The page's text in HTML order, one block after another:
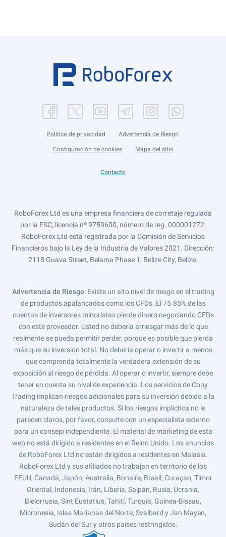
Política de privacidad Advertencia de Riesgo
Configuración de cookies Mapa del sitio
Contacto
RoboForex Ltd es una empresa financiera de corretaje regulada
por la FSC, licencia nº 9759600, número de reg. 000001272.
RoboForex Ltd está registrada por la Comisión de Servicios
Financieros bajo la Ley de la Industria de Valores 2021. Dirección:
2118 Guava Street, Belama Phase 1, Belize City, Belize.
Advertencia de Riesgo: Existe un alto nivel de riesgo en el trading
de productos apalancados como los CFDs. El 75.85% de las
cuentas de inversores minoristas pierde dinero negociando CFDs
con este proveedor. Usted no debería arriesgar más de lo que
realmente se pueda permitir perder, porque es posible que pierda
más que su inversión total. No debería operar o invertir a menos
que comprenda totalmente la verdadera extensión de su
exposición al riesgo de pérdida. Al operar o invertir, siempre debe
tener en cuenta su nivel de experiencia. Los servicios de Copy
Trading implican riesgos adicionales para su inversión debido a la
naturaleza de tales productos. Si los riesgos implícitos no le
parecen claros, por favor, consulte con un especialista externo
para un consejo independiente. El material de márketing de esta
web no está dirigido a residentes en el Reino Unido. Los anuncios
de RoboForex Ltd no están dirigidos a residentes en Malasia.
RoboForex Ltd y sus afiliados no trabajan en territorio de los
EEUU, Canadá, Japón, Australia, Bonaire, Brasil, Curaçao, Timor
Oriental, Indonesia, Irán, Liberia, Saipán, Rusia, Ucrania,
Bielorrusia, Sint Eustatius, Tahití, Turquía, Guinea-Bissau,
Micronesia, Islas Marianas del Norte, Svalbard y Jan Mayen,
Sudán del Sur y otros países restringidos.